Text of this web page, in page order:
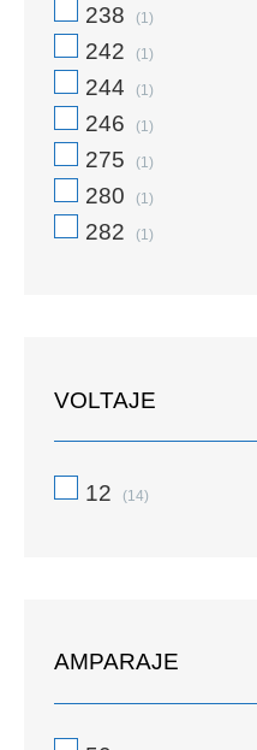
238 (1)
242 (1)
244 (1)
246 (1)
275 (1)
280 (1)
282 (1)
VOLTAJE
12 (14)
AMPARAJE